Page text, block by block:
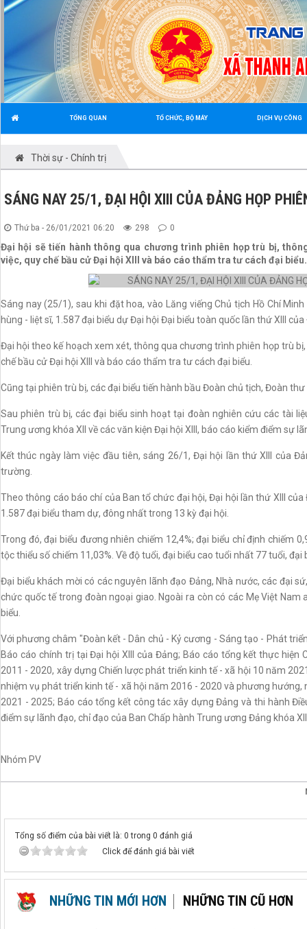
TỔNG QUAN TỔ CHỨC, BỘ MÁY DỊCH VỤ CÔNG
Thời sự - Chính trị
SÁNG NAY 25/1, ĐẠI HỘI XIII CỦA ĐẢNG HỌP
Thứ ba - 26/01/2021 06:20 298 0
Đại hội sẽ tiến hành thông qua chương trình phiên họp trù bị,
việc, quy chế bầu cử Đại hội XIII và báo cáo thẩm tra tư cách đại biểu.
Sáng nay (25/1), sau khi đặt hoa, vào Lăng viếng Chủ tịch Hồ Chí
hùng - liệt sĩ, 1.587 đại biểu dự Đại hội Đại biểu toàn quốc lần thứ XIII
Đại hội theo kế hoạch xem xét, thông qua chương trình phiên họp trù
chế bầu cử Đại hội XIII và báo cáo thẩm tra tư cách đại biểu.
Cũng tại phiên trù bị, các đại biểu tiến hành bầu Đoàn chủ tịch, Đoàn
Sau phiên trù bị, các đại biểu sinh hoạt tại đoàn nghiên cứu các tài
Trung ương khóa XII về các văn kiện Đại hội XIII, báo cáo kiểm điểm sự
Kết thúc ngày làm việc đầu tiên, sáng 26/1, Đại hội lần thứ XIII của
trường.
Theo thông cáo báo chí của Ban tổ chức đại hội, Đại hội lần thứ XIII
1.587 đại biểu tham dự, đông nhất trong 13 kỳ đại hội.
Trong đó, đại biểu đương nhiên chiếm 12,4%; đại biểu chỉ định chiếm
tộc thiểu số chiếm 11,03%. Về độ tuổi, đại biểu cao tuổi nhất 77 tuổi,
Đại biểu khách mời có các nguyên lãnh đạo Đảng, Nhà nước, các đại
chức quốc tế trong đoàn ngoại giao. Ngoài ra còn có các Mẹ Việt
biểu.
Với phương châm "Đoàn kết - Dân chủ - Kỷ cương - Sáng tạo - Phát
Báo cáo chính trị tại Đại hội XIII của Đảng; Báo cáo tổng kết thực hiện
2011 - 2020, xây dựng Chiến lược phát triển kinh tế - xã hội 10 năm
nhiệm vụ phát triển kinh tế - xã hội năm 2016 - 2020 và phương
2021 - 2025; Báo cáo tổng kết công tác xây dựng Đảng và thi hành
điểm sự lãnh đạo, chỉ đạo của Ban Chấp hành Trung ương Đảng khóa
Nhóm PV
Tổng số điểm của bài viết là: 0 trong 0 đánh giá
Click để đánh giá bài viết
NHỮNG TIN MỚI HƠN NHỮNG TIN CŨ HƠN